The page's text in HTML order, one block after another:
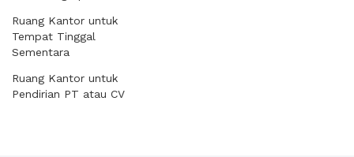
Ruang Kantor untuk
Tempat Tinggal
Sementara
Ruang Kantor untuk
Pendirian PT atau CV